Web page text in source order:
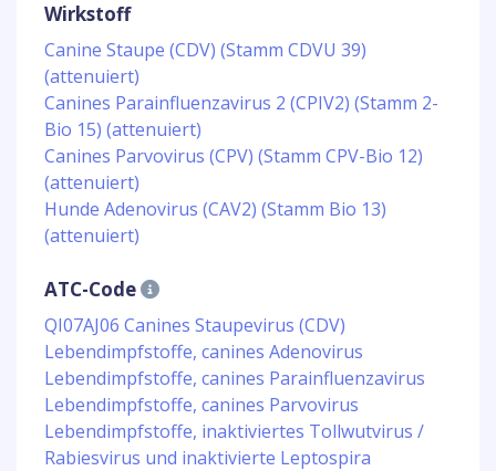
Wirkstoff
Canine Staupe (CDV) (Stamm CDVU 39)
(attenuiert)
Canines Parainfluenzavirus 2 (CPIV2) (Stamm 2-
Bio 15) (attenuiert)
Canines Parvovirus (CPV) (Stamm CPV-Bio 12)
(attenuiert)
Hunde Adenovirus (CAV2) (Stamm Bio 13)
(attenuiert)
ATC-Code
QI07AJ06 Canines Staupevirus (CDV)
Lebendimpfstoffe, canines Adenovirus
Lebendimpfstoffe, canines Parainfluenzavirus
Lebendimpfstoffe, canines Parvovirus
Lebendimpfstoffe, inaktiviertes Tollwutvirus /
Rabiesvirus und inaktivierte Leptospira